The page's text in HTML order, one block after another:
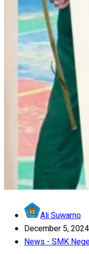
Ali Suwarno
December 5, 2024
News - SMK